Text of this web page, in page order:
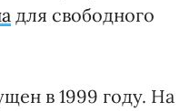
для свободного
в 1999 году. На